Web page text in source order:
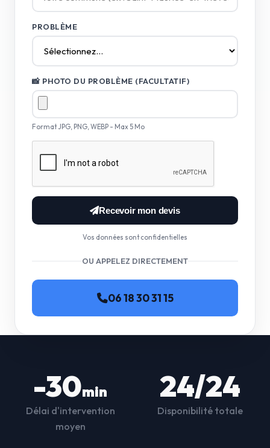
PROBLÈME
📸 PHOTO DU PROBLÈME (FACULTATIF)
Format JPG, PNG, WEBP - Max 5 Mo
Recevoir mon devis
Vos données sont confidentielles
OU APPELEZ DIRECTEMENT
06 18 30 31 15
-30min
Délai d'intervention
moyen
24/24
Disponibilité totale